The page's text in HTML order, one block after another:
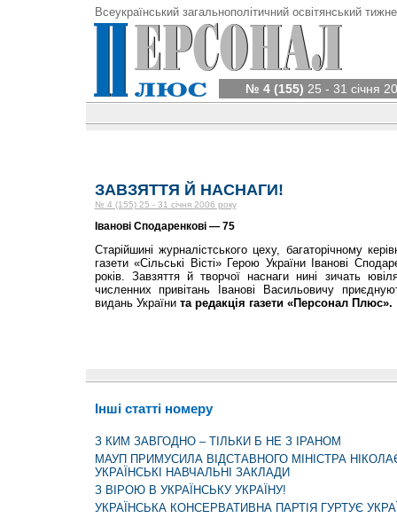
Всеукраїнський загальнополітичний освітянський
№ 4 (155) 25 - 31 січня
ЗАВЗЯТТЯ Й НАСНАГИ!
№ 4 (155) 25 - 31 січня 2006 року
Іванові Сподаренкові — 75
Старійшині журналістського цеху, багаторічному
газети «Сільські Вісті» Герою України Іванові
років. Завзяття й творчої наснаги нині зичать
численних привітань Іванові Васильовичу
видань України та редакція газети «Персонал Плюс».
Інші статті номеру
З КИМ ЗАВГОДНО – ТІЛЬКИ Б НЕ З ІРАНОМ
МАУП ПРИМУСИЛА ВІДСТАВНОГО МІНІСТРА
УКРАЇНСЬКІ НАВЧАЛЬНІ ЗАКЛАДИ
З ВІРОЮ В УКРАЇНСЬКУ УКРАЇНУ!
УКРАЇНСЬКА КОНСЕРВАТИВНА ПАРТІЯ ГУРТУЄ